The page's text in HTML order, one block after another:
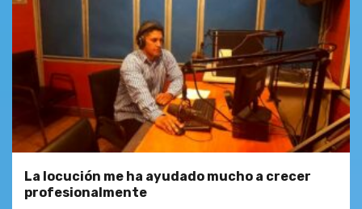
La locución me ha ayudado mucho a crecer
profesionalmente